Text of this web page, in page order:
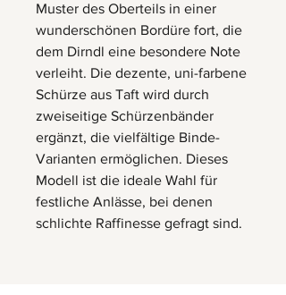
Muster des Oberteils in einer
wunderschönen Bordüre fort, die
dem Dirndl eine besondere Note
verleiht. Die dezente, uni-farbene
Schürze aus Taft wird durch
zweiseitige Schürzenbänder
ergänzt, die vielfältige Binde-
Varianten ermöglichen. Dieses
Modell ist die ideale Wahl für
festliche Anlässe, bei denen
schlichte Raffinesse gefragt sind.